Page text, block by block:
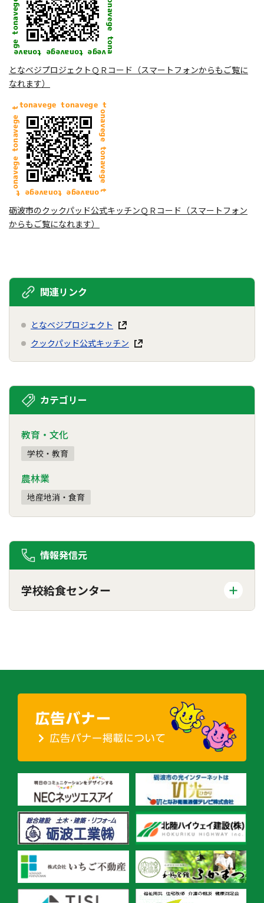
となベジプロジェクトＱＲコード（スマートフォンからもご覧に
なれます）
砺波市のクックパッド公式キッチンＱＲコード（スマートフォン
からもご覧になれます）
関連リンク
となベジプロジェクト
クックパッド公式キッチン
カテゴリー
教育・文化
学校・教育
農林業
地産地消・食育
情報発信元
学校給食センター